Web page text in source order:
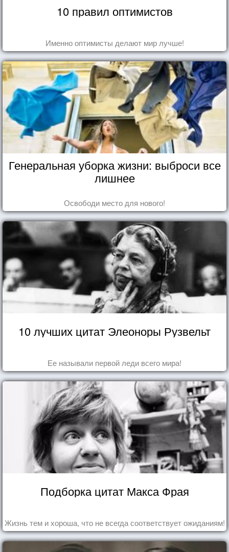
10 правил оптимистов
Именно оптимисты делают мир лучше!
Генеральная уборка жизни: выброси все
лишнее
Освободи место для нового!
10 лучших цитат Элеоноры Рузвельт
Ее называли первой леди всего мира!
Подборка цитат Макса Фрая
Жизнь тем и хороша, что не всегда соответствует ожиданиям!